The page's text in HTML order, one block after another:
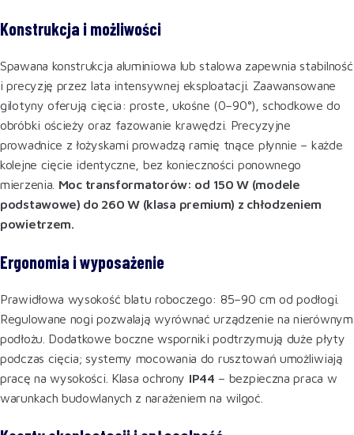
Konstrukcja i możliwości
Spawana konstrukcja aluminiowa lub stalowa zapewnia stabilność
i precyzję przez lata intensywnej eksploatacji. Zaawansowane
gilotyny oferują cięcia: proste, ukośne (0–90°), schodkowe do
obróbki ościeży oraz fazowanie krawędzi. Precyzyjne
prowadnice z łożyskami prowadzą ramię tnące płynnie – każde
kolejne cięcie identyczne, bez konieczności ponownego
mierzenia. Moc transformatorów: od 150 W (modele
podstawowe) do 260 W (klasa premium) z chłodzeniem
powietrzem.
Ergonomia i wyposażenie
Prawidłowa wysokość blatu roboczego: 85–90 cm od podłogi.
Regulowane nogi pozwalają wyrównać urządzenie na nierównym
podłożu. Dodatkowe boczne wsporniki podtrzymują duże płyty
podczas cięcia; systemy mocowania do rusztowań umożliwiają
pracę na wysokości. Klasa ochrony IP44 – bezpieczna praca w
warunkach budowlanych z narażeniem na wilgoć.